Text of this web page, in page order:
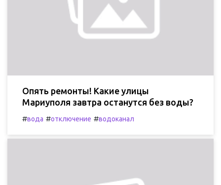
Опять ремонты! Какие улицы
Мариуполя завтра останутся без воды?
#вода #отключение #водоканал